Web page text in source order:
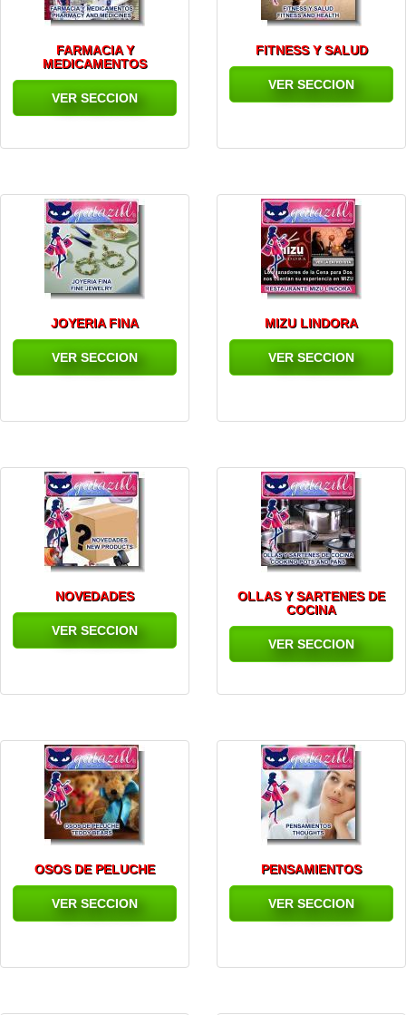
FARMACIA Y
MEDICAMENTOS
VER SECCION
FITNESS Y SALUD
VER SECCION
JOYERIA FINA
VER SECCION
MIZU LINDORA
VER SECCION
NOVEDADES
VER SECCION
OLLAS Y SARTENES DE
COCINA
VER SECCION
OSOS DE PELUCHE
VER SECCION
PENSAMIENTOS
VER SECCION